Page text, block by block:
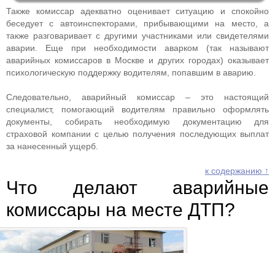
Также комиссар адекватно оценивает ситуацию и спокойно
беседует с автоинспекторами, прибывающими на место, а
также разговаривает с другими участниками или свидетелями
аварии. Еще при необходимости аварком (так называют
аварийных комиссаров в Москве и других городах) оказывает
психологическую поддержку водителям, попавшим в аварию.
Следовательно, аварийный комиссар – это настоящий
специалист, помогающий водителям правильно оформлять
документы, собирать необходимую документацию для
страховой компании с целью получения последующих выплат
за нанесенный ущерб.
к содержанию ↑
Что делают аварийные
комиссары на месте ДТП?